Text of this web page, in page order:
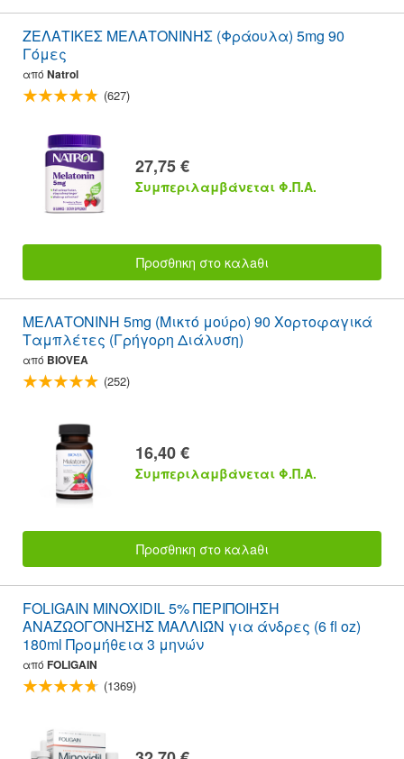
ΖΕΛΑΤΙΚΕΣ ΜΕΛΑΤΟΝΙΝΗΣ (Φράουλα) 5mg 90
Γόμες
από Natrol
(627)
27,75 €
Συμπεριλαμβάνεται Φ.Π.Α.
Προσθnκη στο καλaθι
ΜΕΛΑΤΟΝΙΝΗ 5mg (Μικτό μούρο) 90 Χορτοφαγικά
Ταμπλέτες (Γρήγορη Διάλυση)
από BIOVEA
(252)
16,40 €
Συμπεριλαμβάνεται Φ.Π.Α.
Προσθnκη στο καλaθι
FOLIGAIN MINOXIDIL 5% ΠΕΡΙΠΟΙΗΣΗ
ΑΝΑΖΩΟΓΌΝΗΣΗΣ ΜΑΛΛΙΏΝ για άνδρες (6 fl oz)
180ml Προμήθεια 3 μηνών
από FOLIGAIN
(1369)